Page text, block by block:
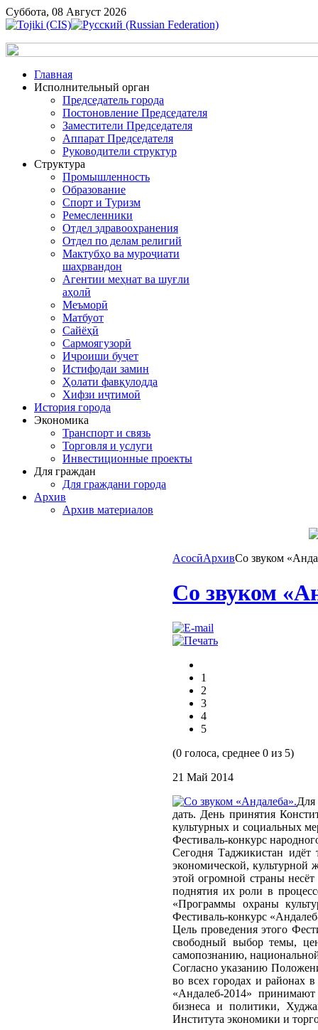
Суббота, 08 Август 2026
Главная
Исполнительный орган
Председатель города
Постоновление Председателя
Заместители Председателя
Аппарат Председателя
Руководители структур
Структура
Промышленность
Образование
Спорт и Туризм
Ремесленники
Отдел здравоохранения
Отдел по делам религий
Мактубҳо ва муроҷиати
шаҳрвандон
Агентии меҳнат ва шуғли
аҳолӣ
Меъморӣ
Матбуот
Сайёҳӣ
Сармоягузорӣ
Иҷроиши буҷет
Истифодаи замин
Ҳолати фавқулодда
Хифзи иҷтимоӣ
История города
Экономика
Транспорт и связь
Торговля и услуги
Инвестиционные проекты
Для граждан
Для граждани города
Архив
Архив материалов
АсосӣАрхивСо звуком
Со звуком
1
2
3
4
5
(0 голоса, среднее 0 из 5)
21 Май 2014
Для
дать. День принятия
культурных и социальных
Фестиваль-конкурс
Сегодня Таджикистан идёт
экономической, культурной
этой огромной страны
поднятия их роли в
«Программы охраны
Фестиваль-конкурс
Цель проведения этого
свободный выбор темы,
самопознанию,
Согласно указанию
во всех городах и районах в
«Андалеб-2014»
бизнеса и политики,
Института экономики и